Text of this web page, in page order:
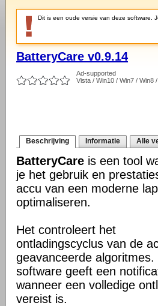
Dit is een oude versie van deze software.
BatteryCare v0.9.14
Ad-supported
Vista / Win10 / Win7 / Win8
Beschrijving Informatie Alle
BatteryCare is een tool
je het gebruik en
accu van een moderne
optimaliseren.
Het controleert het
ontladingscyclus van de
geavanceerde algoritmes.
software geeft een
wanneer een volledige
vereist is.